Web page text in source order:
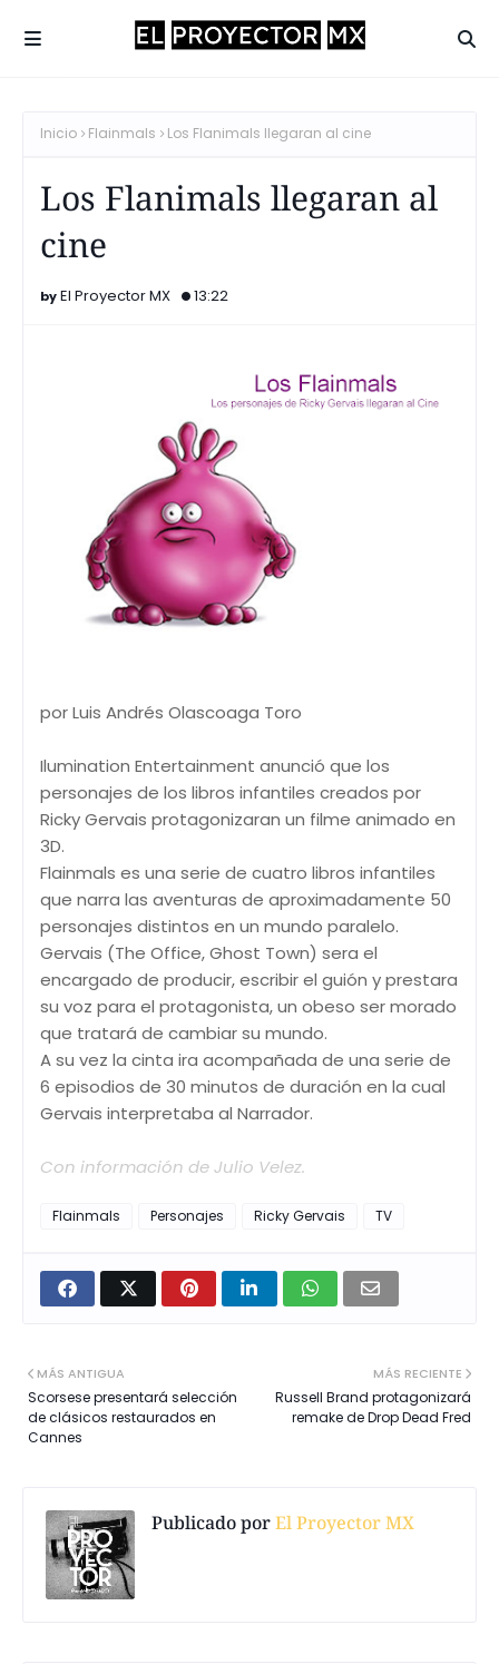
Inicio Flainmals Los Flanimals llegaran al cine
Los Flanimals llegaran al
cine
El Proyector MX 13:22
por Luis Andrés Olascoaga Toro
Ilumination Entertainment anunció que los
personajes de los libros infantiles creados por
Ricky Gervais protagonizaran un filme animado en
3D.
Flainmals es una serie de cuatro libros infantiles
que narra las aventuras de aproximadamente 50
personajes distintos en un mundo paralelo.
Gervais (The Office, Ghost Town) sera el
encargado de producir, escribir el guión y prestara
su voz para el protagonista, un obeso ser morado
que tratará de cambiar su mundo.
A su vez la cinta ira acompañada de una serie de
6 episodios de 30 minutos de duración en la cual
Gervais interpretaba al Narrador.
Con información de Julio Velez.
Flainmals Personajes Ricky Gervais TV
MÁS RECIENTE
Russell Brand protagonizará
remake de Drop Dead Fred
MÁS ANTIGUA
Scorsese presentará selección
de clásicos restaurados en
Cannes
Publicado porEl Proyector MX